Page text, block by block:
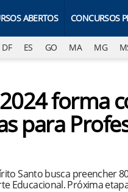
ABERTOS CONCURSOS
DF ES GO MA MG
forma
para
Santo busca preencher
Educacional. Próxima